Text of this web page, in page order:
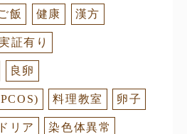
飯 健康 漢方
証有り
良卵
料理教室 卵子
リア 染色体異常